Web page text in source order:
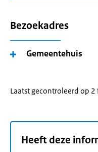
Bezoekadres
Gemeentehuis
Laatst gecontroleerd op
Heeft deze